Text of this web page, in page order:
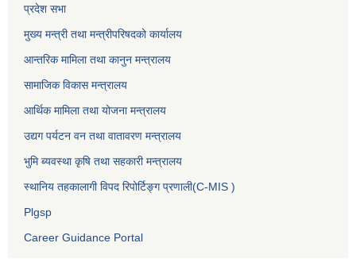
प्रदेश सभा
मुख्य मन्त्री तथा मन्त्रीपरिषदको कार्यालय
आन्तरिक मामिला तथा कानुन मन्त्रालय
सामाजिक विकास मन्त्रालय
आर्थिक मामिला तथा योजना मन्त्रालय
उद्यग पर्यटन वन तथा वातावरण मन्त्रालय
भुमि ब्यवस्था कृषि तथा सहकारी मन्त्रालय
स्थानिय तहकालागी विपद रिपोर्टिङ्ग प्रणाली(C-MIS )
Plgsp
Career Guidance Portal